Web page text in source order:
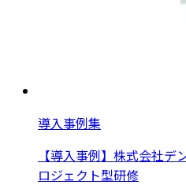
導入事例集
【導入事例】株式会社
ロジェクト型研修